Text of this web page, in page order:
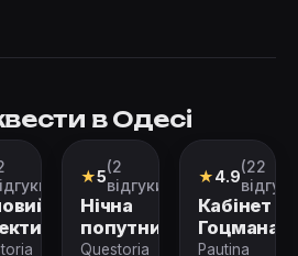
в Одесі
Ролевой
квест
★5(2
відгуки)
Нічна
попутниця
Questoria
Квест
★4.9(22
Кабінет
Гоцмана
Pautina